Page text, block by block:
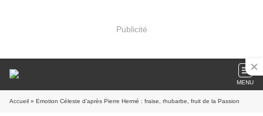
Publicité
MENU
Accueil » Emotion Céleste d'après Pierre Hermé : fraise, rhubarbe, fruit de la Passion